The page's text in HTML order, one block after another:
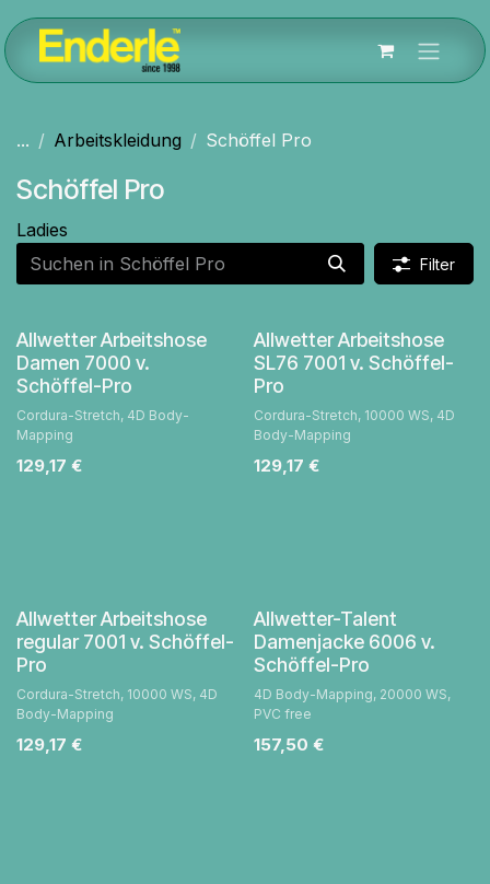
Zum Inhalt springen
... Arbeitskleidung Schöffel Pro
Schöffel Pro
Ladies
Filter
Allwetter Arbeitshose
Damen 7000 v.
Schöffel-Pro
Cordura-Stretch, 4D Body-
Mapping
129,17 €
Allwetter Arbeitshose
SL76 7001 v. Schöffel-
Pro
Cordura-Stretch, 10000 WS, 4D
Body-Mapping
129,17 €
Allwetter Arbeitshose
regular 7001 v. Schöffel-
Pro
Cordura-Stretch, 10000 WS, 4D
Body-Mapping
129,17 €
Allwetter-Talent
Damenjacke 6006 v.
Schöffel-Pro
4D Body-Mapping, 20000 WS,
PVC free
157,50 €